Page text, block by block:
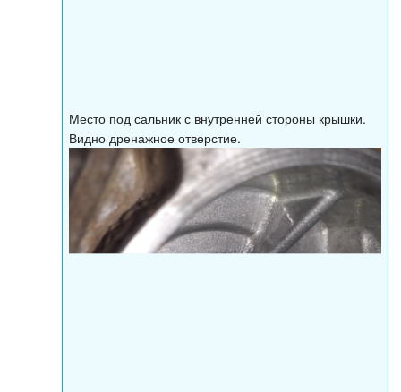
Место под сальник с внутренней стороны крышки.
Видно дренажное отверстие.